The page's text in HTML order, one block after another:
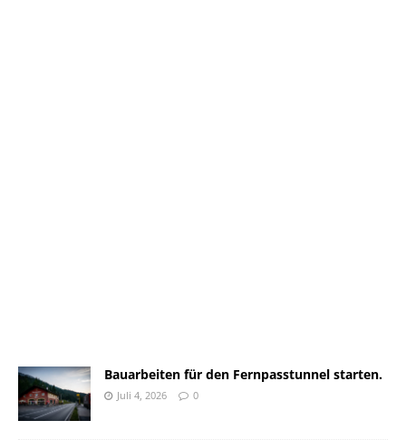
Bauarbeiten für den Fernpasstunnel starten.
Juli 4, 2026 0